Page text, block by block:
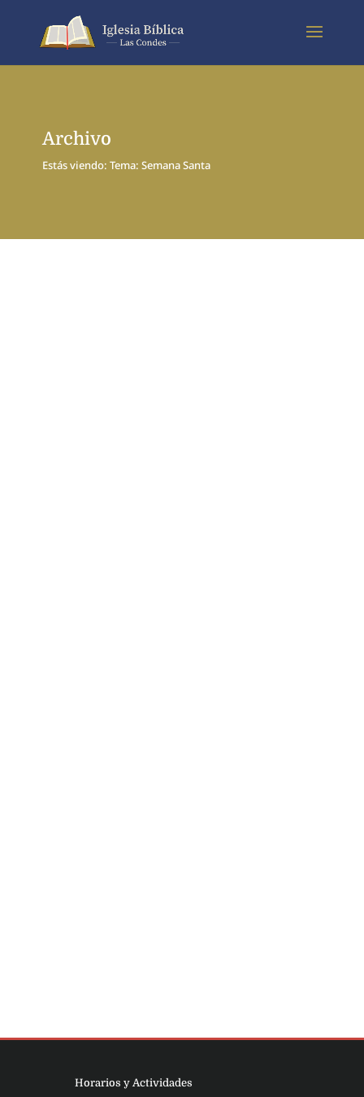
Archivo
Estás viendo: Tema: Semana Santa
Horarios y Actividades